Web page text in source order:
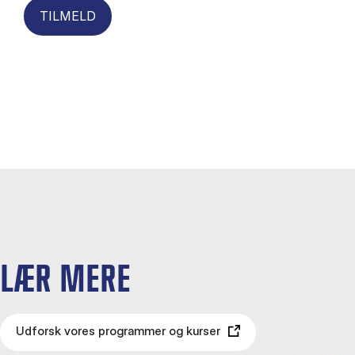
TILMELD
LÆR MERE
Udforsk vores programmer og kurser